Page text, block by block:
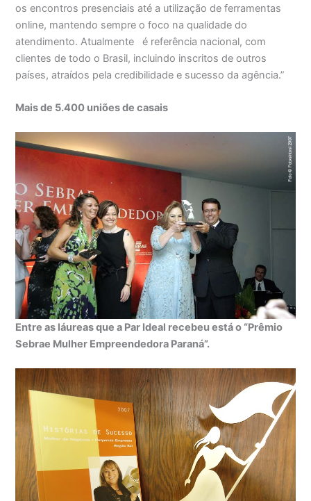
os encontros presenciais até a utilização de ferramentas
online, mantendo sempre o foco na qualidade do
atendimento. Atualmente é referência nacional, com
clientes de todo o Brasil, incluindo inscritos de outros
países, atraídos pela credibilidade e sucesso da agência.”
Mais de 5.400 uniões de casais
Entre as láureas que a Par Ideal recebeu está o “Prêmio
Sebrae Mulher Empreendedora Paraná”.